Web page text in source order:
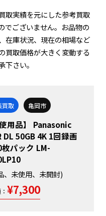
取実績を元にした参考買取
でございません。お品物の
在庫状況、現在の相場など
買取価格が大きく変動する
さい。
買取 亀岡市
使用品】 Panasonic
DL 50GB 4K 1回録画
枚パック LM-
、未使用、未開封)
¥7,300